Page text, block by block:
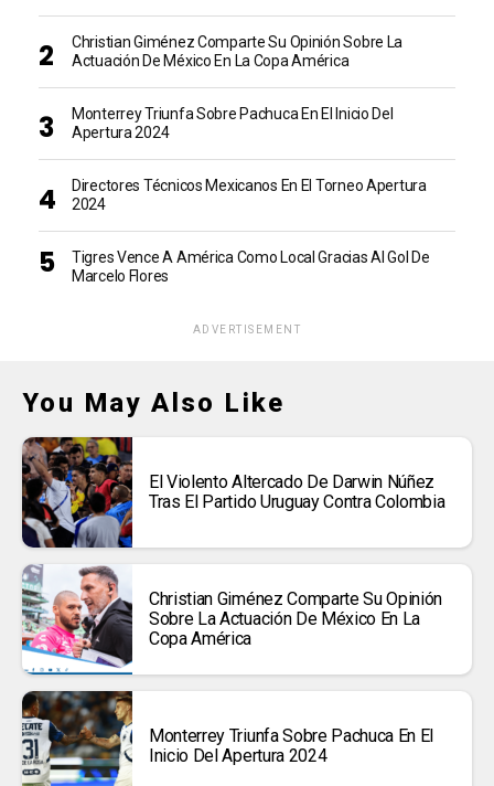
Christian Giménez Comparte Su Opinión Sobre La
Actuación De México En La Copa América
Monterrey Triunfa Sobre Pachuca En El Inicio Del
Apertura 2024
Directores Técnicos Mexicanos En El Torneo Apertura
2024
Tigres Vence A América Como Local Gracias Al Gol De
Marcelo Flores
ADVERTISEMENT
You May Also Like
El Violento Altercado De Darwin Núñez
Tras El Partido Uruguay Contra Colombia
Christian Giménez Comparte Su Opinión
Sobre La Actuación De México En La
Copa América
Monterrey Triunfa Sobre Pachuca En El
Inicio Del Apertura 2024